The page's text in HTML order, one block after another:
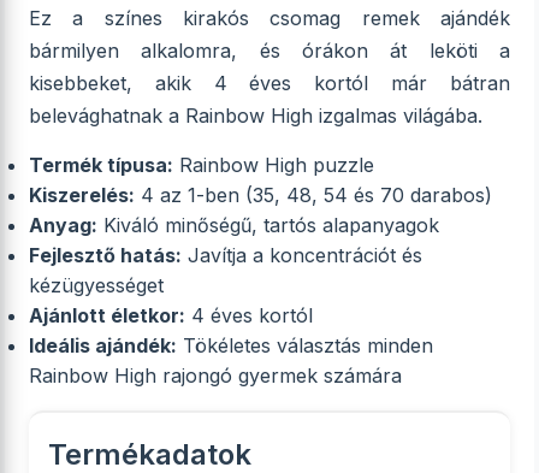
Ez a színes kirakós csomag remek ajándék
bármilyen alkalomra, és órákon át leköti a
kisebbeket, akik 4 éves kortól már bátran
belevághatnak a Rainbow High izgalmas világába.
Termék típusa: Rainbow High puzzle
Kiszerelés: 4 az 1-ben (35, 48, 54 és 70 darabos)
Anyag: Kiváló minőségű, tartós alapanyagok
Fejlesztő hatás: Javítja a koncentrációt és
kézügyességet
Ajánlott életkor: 4 éves kortól
Ideális ajándék: Tökéletes választás minden
Rainbow High rajongó gyermek számára
Termékadatok